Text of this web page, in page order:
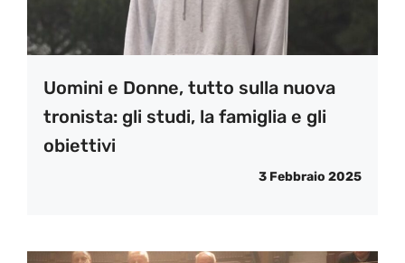
Uomini e Donne, tutto sulla nuova
tronista: gli studi, la famiglia e gli
obiettivi
3 Febbraio 2025